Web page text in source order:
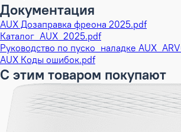
Документация
AUX Дозаправка фреона 2025.pdf
Каталог_AUX_2025.pdf
Руководство по пуско_наладке
AUX Коды ошибок.pdf
С этим товаром покупают